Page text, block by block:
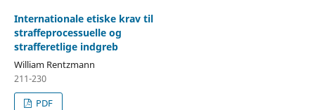
Internationale etiske krav til
straffeprocessuelle og
strafferetlige indgreb
William Rentzmann
211-230
PDF